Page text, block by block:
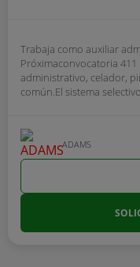
Trabaja como auxiliar
Próximaconvocatoria
administrativo, celador,
común.El sistema
ADAMS